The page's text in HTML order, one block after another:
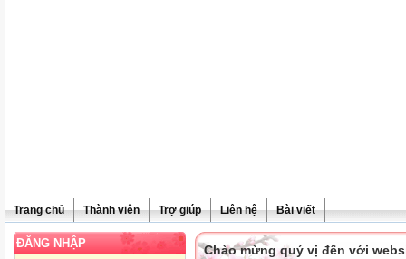
Trang chủ Thành viên Trợ giúp Liên hệ Bài viết
ĐĂNG NHẬP Chào mừng quý vị đến với